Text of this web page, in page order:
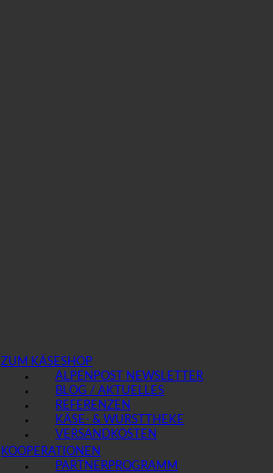
ZUM KÄSESHOP
ALPENPOST NEWSLETTER
BLOG / AKTUELLES
REFERENZEN
KÄSE- & WURSTTHEKE
VERSANDKOSTEN
KOOPERATIONEN
PARTNERPROGRAMM